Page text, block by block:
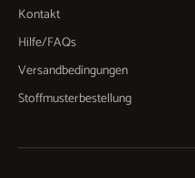
Kontakt
Hilfe/FAQs
Versandbedingungen
Stoffmusterbestellung